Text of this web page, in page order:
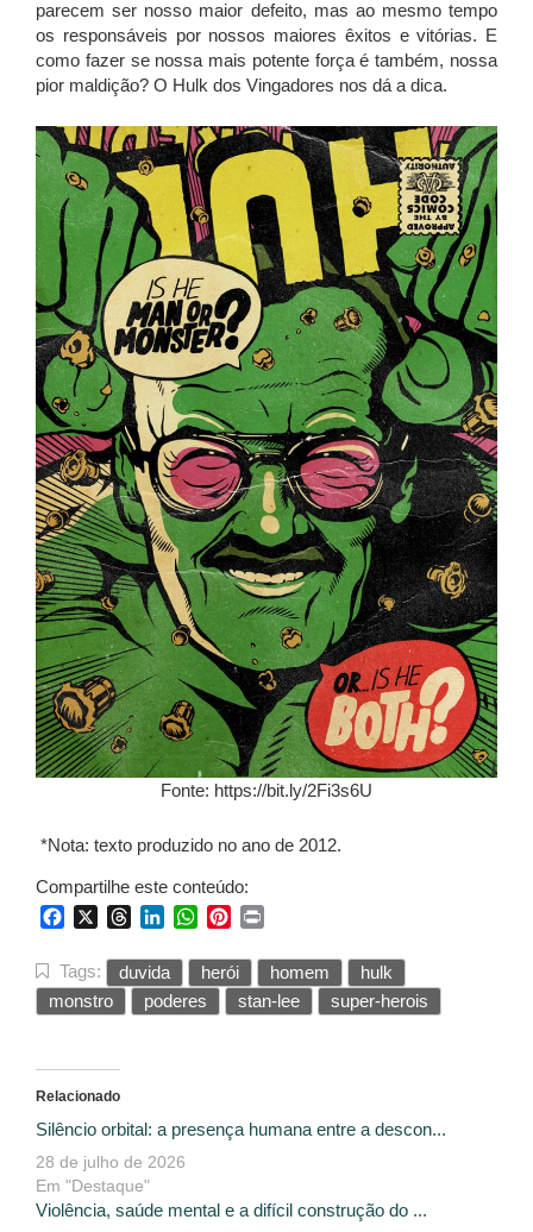
parecem ser nosso maior defeito, mas ao mesmo tempo
os responsáveis por nossos maiores êxitos e vitórias. E
como fazer se nossa mais potente força é também, nossa
pior maldição? O Hulk dos Vingadores nos dá a dica.
Fonte: https://bit.ly/2Fi3s6U
*Nota: texto produzido no ano de 2012.
Compartilhe este conteúdo:
FacebookThreadsLinkedInWhatsApp
Pinterest
Tags: duvida herói homem
hulk
monstro
poderes stan-lee super-herois
Relacionado
Silêncio orbital: a presença humana entre a descon...
28 de julho de 2026
Em "Destaque"
Violência, saúde mental e a difícil construção do ...